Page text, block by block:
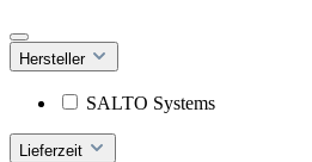
Hersteller
SALTO Systems
Lieferzeit